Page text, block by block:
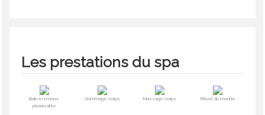
Les prestations du spa
Bain à remous
privatisable
Gommage corps Massage corps Rituel du monde